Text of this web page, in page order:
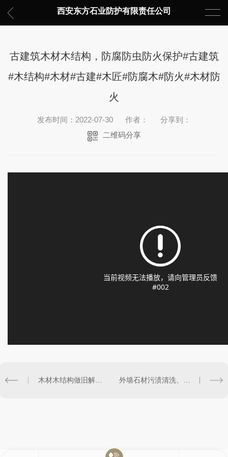
西安东方石业防护有限责任公司
古建筑木材木结构，防腐防虫防火保护#古建筑
#木结构#木材#古建#木匠#防腐木#防火#木材防
火
发布时间：2022-07-30 作者：
分享到：
二维码分享